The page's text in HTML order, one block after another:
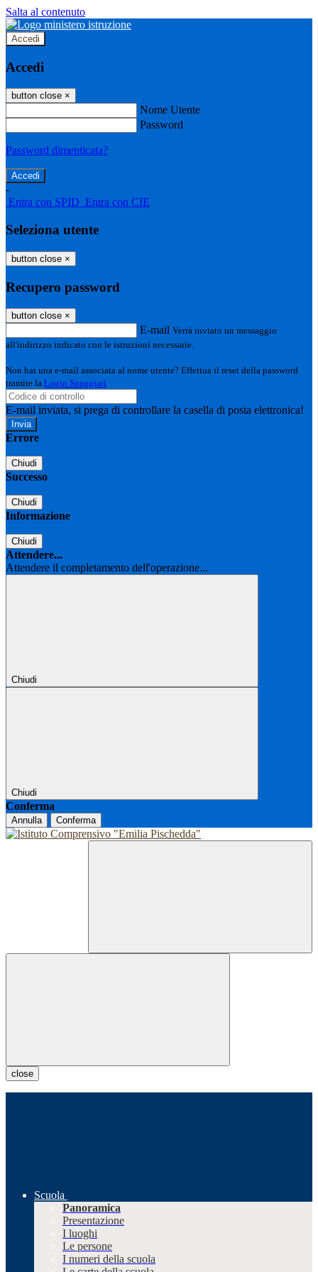
Salta al contenuto
Accedi
Accedi
button close ×
Nome Utente
Password
Password dimenticata?
-
Entra con SPID Entra con CIE
Seleziona utente
button close ×
Recupero password
button close ×
E-mail Verrà inviato un messaggio
all'indirizzo indicato con le istruzioni necessarie.
Non hai una e-mail associata al nome utente? Effettua il reset della password
tramite la Login Spaggiari
E-mail inviata, si prega di controllare la casella di posta elettronica!
Errore
Chiudi
Successo
Chiudi
Informazione
Chiudi
Attendere...
Attendere il completamento dell'operazione...
Chiudi
Chiudi
Conferma
Annulla Conferma
close
Scuola
Panoramica
Presentazione
I luoghi
Le persone
I numeri della scuola